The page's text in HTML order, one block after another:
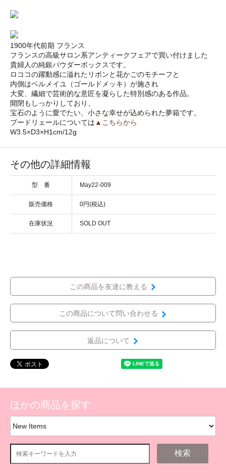
1900年代前期 フランス
フランスの高級サロン系アンティークフェアで買い付けました
貴婦人の純銀パウダーボックスです。
ロココの躍動感に溢れたリボンと花かごのモチーフと
内側はベルメイユ（ゴールドメッキ）が施され
大変、繊細で芸術的な意匠を凝らした特別感のある作品。
開閉もしっかりしており、
宝石のように愛でたい、小さな幸せが込められた夢箱です。
プードリェールについては ▲こちらから
W3.5×D3×H1cm/12g
その他の詳細情報
型 番 May22-009
販売価格 0円(税込)
在庫状況 SOLD OUT
この商品を友達に教える
この商品について問い合わせる
返品について
ほかの商品を探す
検索